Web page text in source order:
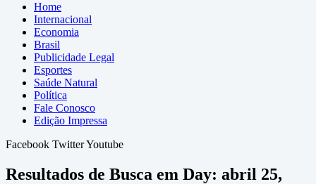
Home
Internacional
Economia
Brasil
Publicidade Legal
Esportes
Saúde Natural
Política
Fale Conosco
Edição Impressa
Facebook TwitterYoutube
Resultados de Busca em Day: abril 25,